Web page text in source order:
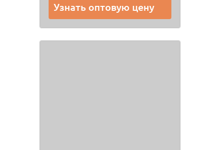
Узнать оптовую цену